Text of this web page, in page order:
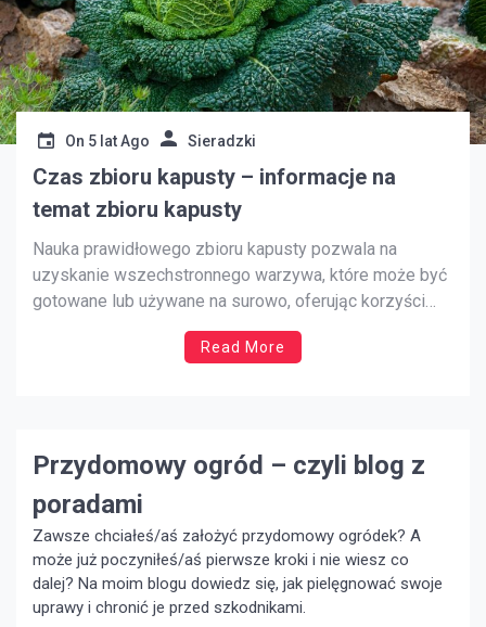
On 5 lat Ago Sieradzki
Czas zbioru kapusty – informacje na
temat zbioru kapusty
Nauka prawidłowego zbioru kapusty pozwala na
uzyskanie wszechstronnego warzywa, które może być
gotowane lub używane na surowo, oferując korzyści
odżywcze. Wiedza o tym, kiedy zbierać kapustę
pozwala na uzyskanie najbardziej odżywczych doznań
Read More
Przydomowy ogród – czyli blog z
poradami
Zawsze chciałeś/aś założyć przydomowy ogródek? A
może już poczyniłeś/aś pierwsze kroki i nie wiesz co
dalej? Na moim blogu dowiedz się, jak pielęgnować swoje
uprawy i chronić je przed szkodnikami.